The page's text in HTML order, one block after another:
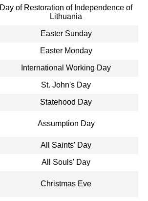
Day of Restoration of Independence of
Lithuania
Easter Sunday
Easter Monday
International Working Day
St. John's Day
Statehood Day
Assumption Day
All Saints' Day
All Souls' Day
Christmas Eve